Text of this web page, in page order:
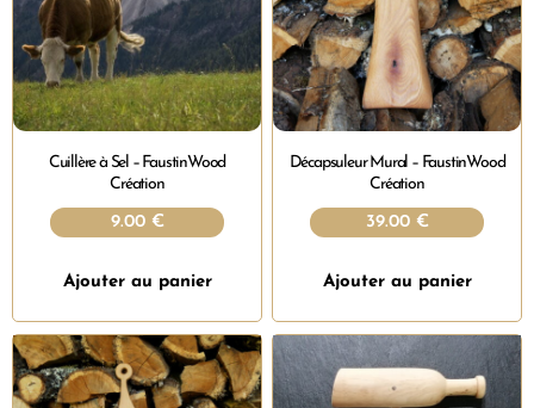
Cuillère à Sel – FaustinWood
Création
9.00 €
Ajouter au panier
Décapsuleur Mural – FaustinWood
Création
39.00 €
Ajouter au panier